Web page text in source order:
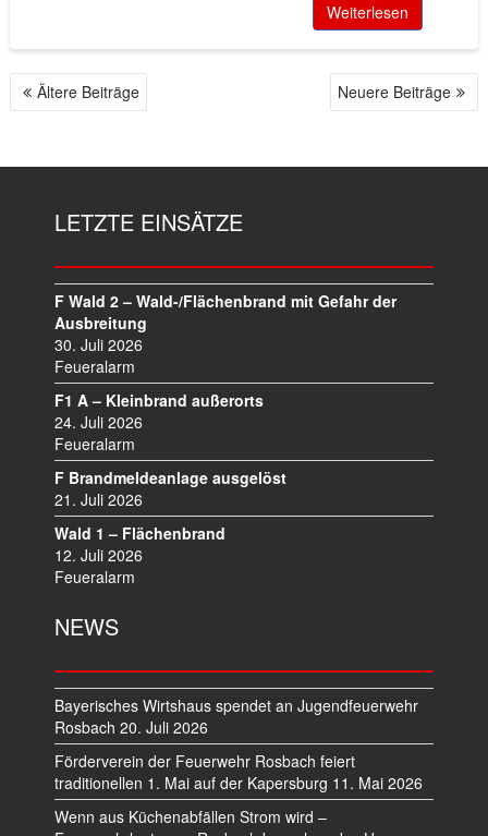
Weiterlesen
B Ältere Beiträge Neuere Beiträge
LETZTE EINSÄTZE
F Wald 2 – Wald-/Flächenbrand mit Gefahr der
Ausbreitung
30. Juli 2026
Feueralarm
F1 A – Kleinbrand außerorts
24. Juli 2026
Feueralarm
F Brandmeldeanlage ausgelöst
21. Juli 2026
Wald 1 – Flächenbrand
12. Juli 2026
Feueralarm
NEWS
Bayerisches Wirtshaus spendet an Jugendfeuerwehr
Rosbach 20. Juli 2026
Förderverein der Feuerwehr Rosbach feiert
traditionellen 1. Mai auf der Kapersburg 11. Mai 2026
Wenn aus Küchenabfällen Strom wird –